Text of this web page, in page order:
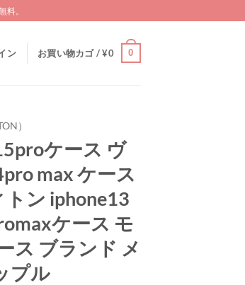
料。
ン お買い物カゴ /¥0 0
）
ケース ヴ
max ケース
ン iphone13
ケース モ
ス ブランド メ
プル